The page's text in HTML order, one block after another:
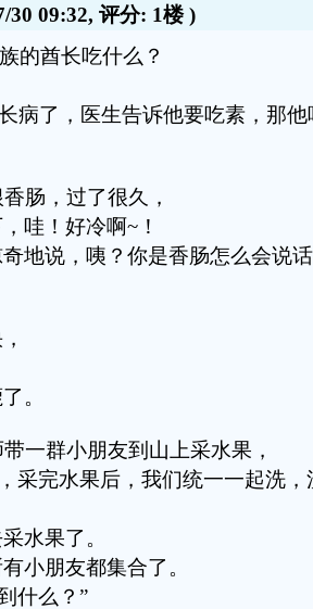
30 09:32, 评分: 1楼)
的酋长吃什么？
病了，医生告诉他要吃素，那
肠，过了很久，
哇！好冷啊~！
地说，咦？你是香肠怎么会说
。
一群小朋友到山上采水果，
采完水果后，我们统一一起洗
水果了。
小朋友都集合了。
什么？”